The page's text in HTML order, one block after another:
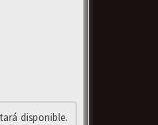
disponible.